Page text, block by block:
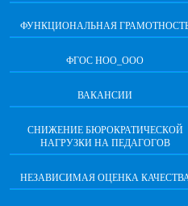
ФУНКЦИОНАЛЬНАЯ
ФГОС НОО_ООО
ВАКАНСИИ
СНИЖЕНИЕ БЮРОКРАТИЧЕСКОЙ
НАГРУЗКИ НА ПЕДАГОГОВ
НЕЗАВИСИМАЯ ОЦЕНКА